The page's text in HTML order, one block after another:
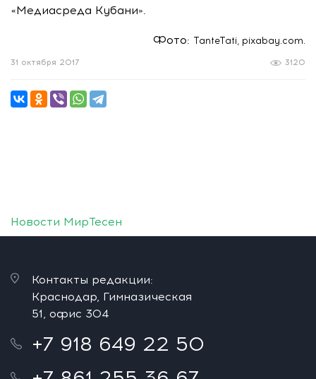
«Медиасреда Кубани».
Фото: TanteTati, pixabay.com.
3120
31 октября 2017
Новости МирТесен
Контакты редакции:
Краснодар, Гимназическая
51, офис 304
+7 918 649 22 50